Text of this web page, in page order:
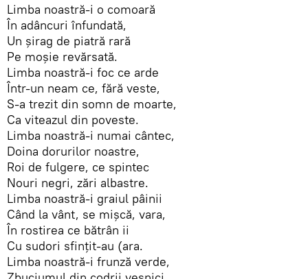
Limba noastră-i o comoară
În adâncuri înfundată,
Un şirag de piatră rară
Pe moşie revărsată.
Limba noastră-i foc ce arde
Într-un neam ce, fără veste,
S-a trezit din somn de moarte,
Ca viteazul din poveste.
Limba noastră-i numai cântec,
Doina dorurilor noastre,
Roi de fulgere, ce spintec
Nouri negri, zări albastre.
Limba noastră-i graiul pâinii
Când la vânt, se mişcă, vara,
În rostirea ce bătrân ii
Cu sudori sfinţit-au (ara.
Limba noastră-i frunză verde,